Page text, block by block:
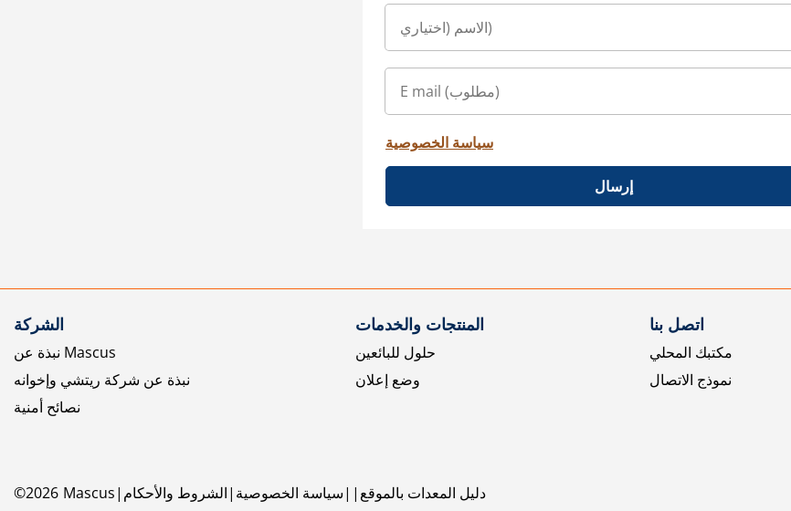
سياسة الخصوصية
إرسال
الشركة
نبذة عن Mascus
نبذة عن شركة ريتشي وإخوانه
نصائح أمنية
المنتجات والخدمات
حلول للبائعين
وضع إعلان
اتصل بنا
مكتبك المحلي
نموذج الاتصال
©2026 Mascus الشروط والأحكام سياسة الخصوصية دليل المعدات بالموقع